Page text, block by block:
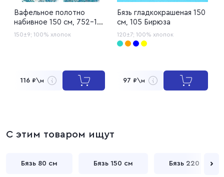
Вафельное полотно
набивное 150 см, 752-1
Зимние игрушки
150±9; 100% хлопок
116 ₽\м
Бязь гладкокрашеная 150
см, 105 Бирюза
120±7; 100% хлопок
97 ₽\м
С этим товаром ищут
Бязь 80 см Бязь 150 см Бязь 220 см